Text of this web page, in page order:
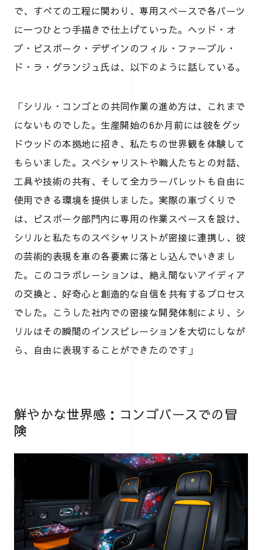
で、すべての工程に関わり、専用スペースで各パーツ
に一つひとつ手描きで仕上げていった。ヘッド・オ
ブ・ビスポーク・デザインのフィル・ファーブル・
ド・ラ・グランジュ氏は、以下のように話している。
「シリル・コンゴとの共同作業の進め方は、これまで
にないものでした。生産開始の6か月前には彼をグッ
ドウッドの本拠地に招き、私たちの世界観を体験して
もらいました。スペシャリストや職人たちとの対話、
工具や技術の共有、そして全カラーパレットも自由に
使用できる環境を提供しました。実際の車づくりで
は、ビスポーク部門内に専用の作業スペースを設け、
シリルと私たちのスペシャリストが密接に連携し、彼
の芸術的表現を車の各要素に落とし込んでいきまし
た。このコラボレーションは、絶え間ないアイディア
の交換と、好奇心と創造的な自信を共有するプロセス
でした。こうした社内での密接な開発体制により、シ
リルはその瞬間のインスピレーションを大切にしなが
ら、自由に表現することができたのです」
鮮やかな世界感：コンゴバースでの冒
険